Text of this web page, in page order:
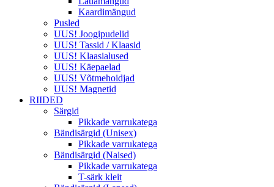
Kaardimängud
Pusled
UUS! Joogipudelid
UUS! Tassid / Klaasid
UUS! Klaasialused
UUS! Käepaelad
UUS! Võtmehoidjad
UUS! Magnetid
RIIDED
Särgid
Pikkade varrukatega
Bändisärgid (Unisex)
Pikkade varrukatega
Bändisärgid (Naised)
Pikkade varrukatega
T-särk kleit